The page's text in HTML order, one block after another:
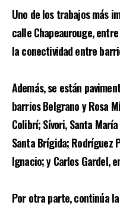
Uno de los trabajos más
calle Chapeaurouge,
la conectividad entre
Además, se están
barrios Belgrano y Rosa
Colibrí; Sívori, Santa
Santa Brígida; Rodríguez
Ignacio; y Carlos Gardel,
Por otra parte, continúa